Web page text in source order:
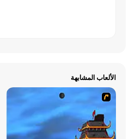
الألعاب المشابهة